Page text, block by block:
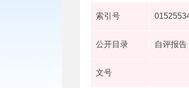
索引号
公开目录 自评报告
文号